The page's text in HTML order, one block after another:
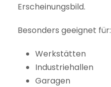
Erscheinungsbild.
Besonders geeignet für:
Werkstätten
Industriehallen
Garagen